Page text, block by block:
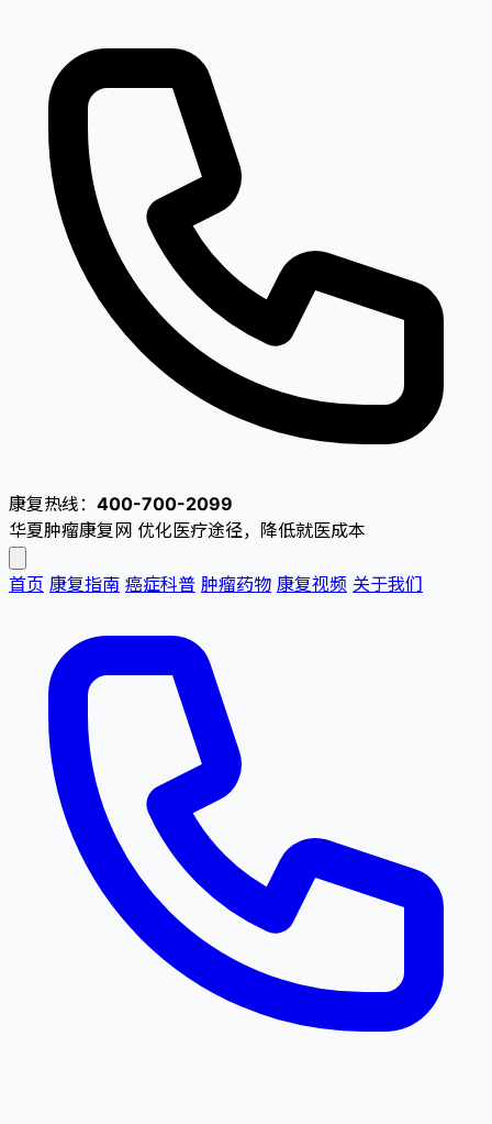
康复热线： 400-700-2099
华夏肿瘤康复网 优化医疗途径，降低就医成本
首页 康复指南 癌症科普 肿瘤药物 康复视频 关于我们